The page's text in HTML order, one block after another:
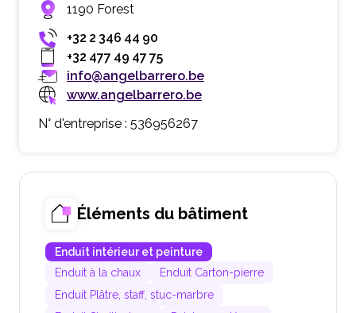
1190 Forest
+32 2 346 44 90
+32 477 49 47 75
info@angelbarrero.be
www.angelbarrero.be
N° d'entreprise : 536956267
Éléments du bâtiment
Enduit intérieur et peinture
Enduit à la chaux
Enduit Carton-pierre
Enduit Plâtre, staff, stuc-marbre